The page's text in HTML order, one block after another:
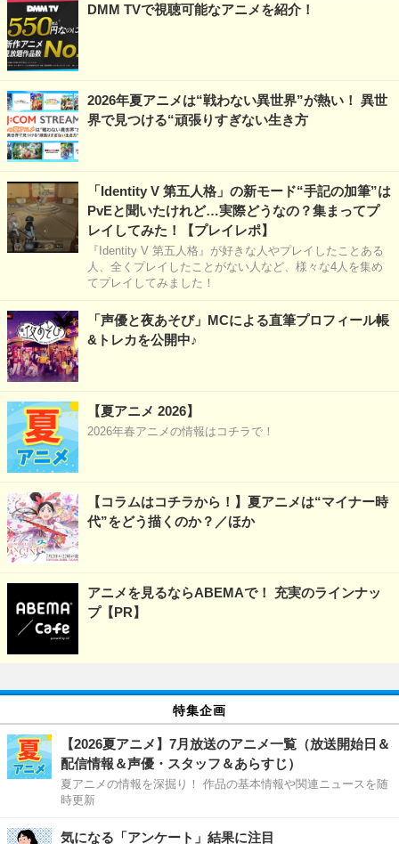
DMM TVで視聴可能なアニメを紹介！
2026年夏アニメは“戦わない異世界”が熱い！ 異世
界で見つける“頑張りすぎない生き方
「Identity V 第五人格」の新モード“手記の加筆”は
PvEと聞いたけれど…実際どうなの？集まってプ
レイしてみた！【プレイレポ】
『Identity V 第五人格』が好きな人やプレイしたことある
人、全くプレイしたことがない人など、様々な4人を集め
てプレイしてみました！
「声優と夜あそび」MCによる直筆プロフィール帳
&トレカを公開中♪
【夏アニメ 2026】
2026年春アニメの情報はコチラで！
【コラムはコチラから！】夏アニメは“マイナー時
代”をどう描くのか？／ほか
アニメを見るならABEMAで！ 充実のラインナッ
プ【PR】
特集企画
【2026夏アニメ】7月放送のアニメ一覧（放送開始日＆
配信情報＆声優・スタッフ＆あらすじ）
夏アニメの情報を深掘り！ 作品の基本情報や関連ニュースを随
時更新
気になる「アンケート」結果に注目